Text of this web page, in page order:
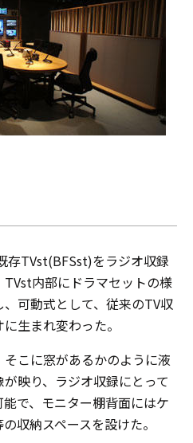
存TVst(BFSst)をラジオ収録
内部にドラマセットの様
可動式として、従来のTV収
生まれ変わった。
こに窓があるかのように液
映り、ラジオ収録にとって
で、モニター棚背面にはケ
収納スペースを設けた。